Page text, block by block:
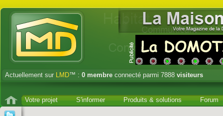
Actuellement sur LMD™ : 0 membre connecté parmi 7888 visiteurs
Votre projet S'informer Produits & solutions Forum